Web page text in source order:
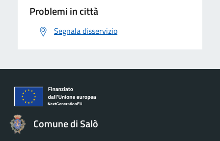
Problemi in città
Segnala disservizio
Comune di Salò